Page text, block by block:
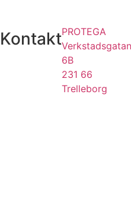
KontaktPROTEGA
Verkstadsgatan
6B
231 66
Trelleborg